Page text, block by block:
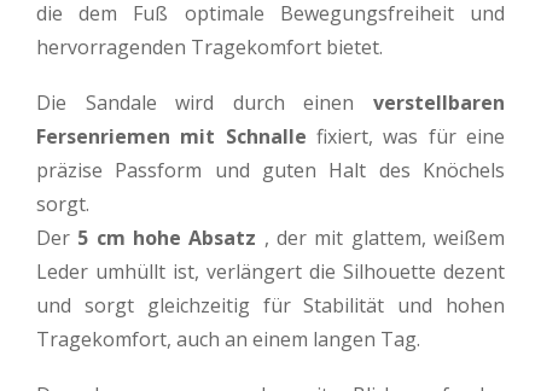
die dem Fuß optimale Bewegungsfreiheit und
hervorragenden Tragekomfort bietet.
Die Sandale wird durch einen verstellbaren
Fersenriemen mit Schnalle fixiert, was für eine
präzise Passform und guten Halt des Knöchels
sorgt.
Der 5 cm hohe Absatz , der mit glattem, weißem
Leder umhüllt ist, verlängert die Silhouette dezent
und sorgt gleichzeitig für Stabilität und hohen
Tragekomfort, auch an einem langen Tag.